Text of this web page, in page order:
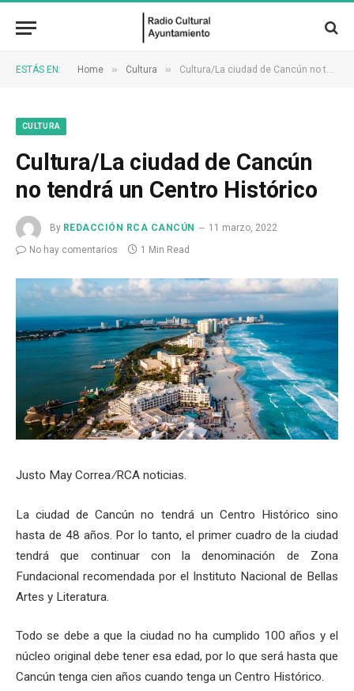
ESTÁS EN: Home » Cultura » Cultura/La ciudad de Cancún no tendrá un Centro Histórico
CULTURA
Cultura/La ciudad de Cancún
no tendrá un Centro Histórico
By REDACCIÓN RCA CANCÚN
11 marzo, 2022
No hay comentarios
1 Min Read
Justo May Correa ­∕RCA noticias.
La ciudad de Cancún no tendrá un Centro Histórico sino
hasta de 48 años. Por lo tanto, el primer cuadro de la ciudad
tendrá que continuar con la denominación de Zona
Fundacional recomendada por el Instituto Nacional de Bellas
Artes y Literatura.
Todo se debe a que la ciudad no ha cumplido 100 años y el
núcleo original debe tener esa edad, por lo que será hasta que
Cancún tenga cien años cuando tenga un Centro Histórico.